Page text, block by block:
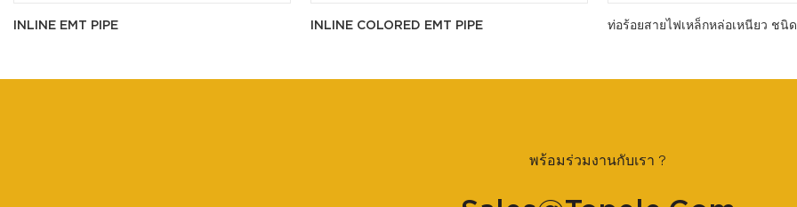
INLINE EMT PIPE INLINE COLORED EMT PIPE ท่อร้อยสายไฟเหล็กหล่อเหนียว ชนิ
พร้อมร่วมงานกับเรา ?